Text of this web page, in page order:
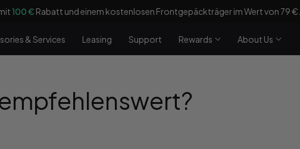
100 € Rabatt und einem kostenlosen Frontgepäckträger im Wert von 79 €.
& Services Leasing Support Rewards About Us